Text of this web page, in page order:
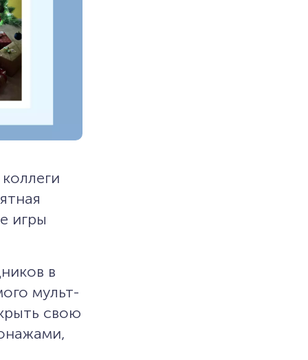
игры
в
мульт-
свою